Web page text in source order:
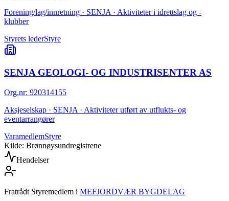
Forening/lag/innretning · SENJA · Aktiviteter i idrettslag og -
klubber
Styrets lederStyre
SENJA GEOLOGI- OG INDUSTRISENTER AS
Org.nr: 920314155
Aksjeselskap · SENJA · Aktiviteter utført av utflukts- og
eventarrangører
VaramedlemStyre
Kilde: Brønnøysundregistrene
Hendelser
Fratrådt Styremedlem i MEFJORDVÆR BYGDELAG